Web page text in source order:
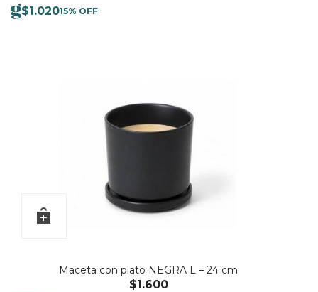
$1.02015% OFF
Maceta con plato NEGRA L – 24 cm
$1.600